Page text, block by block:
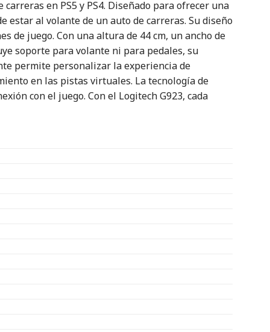
en PS5 y PS4. Diseñado para ofrecer una
estar al volante de un auto de carreras. Su diseño
de juego. Con una altura de 44 cm, un ancho de
soporte para volante ni para pedales, su
permite personalizar la experiencia de
en las pistas virtuales. La tecnología de
con el juego. Con el Logitech G923, cada